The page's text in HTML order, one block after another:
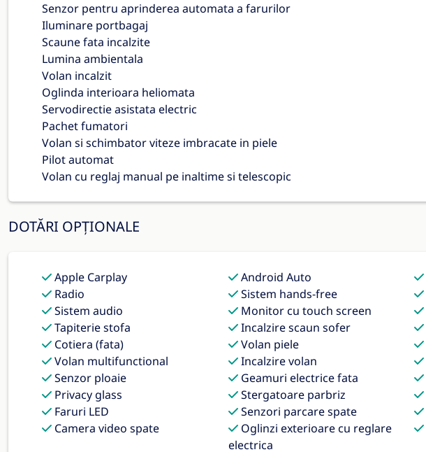
Senzor pentru aprinderea automata a farurilor
Iluminare portbagaj
Scaune fata incalzite
Lumina ambientala
Volan incalzit
Oglinda interioara heliomata
Servodirectie asistata electric
Pachet fumatori
Volan si schimbator viteze imbracate in piele
Pilot automat
Volan cu reglaj manual pe inaltime si telescopic
DOTĂRI OPȚIONALE
Apple Carplay Android Auto
Radio
Sistem hands-free
Sistem audio
Monitor cu touch screen
Tapiterie stofa
Incalzire scaun sofer
Cotiera (fata)
Volan piele
Volan multifunctional
Incalzire volan
Senzor ploaie
Geamuri electrice fata
Privacy glass
Stergatoare parbriz
Faruri LED
Senzori parcare spate
Camera video spate
Oglinzi exterioare cu reglare
electrica